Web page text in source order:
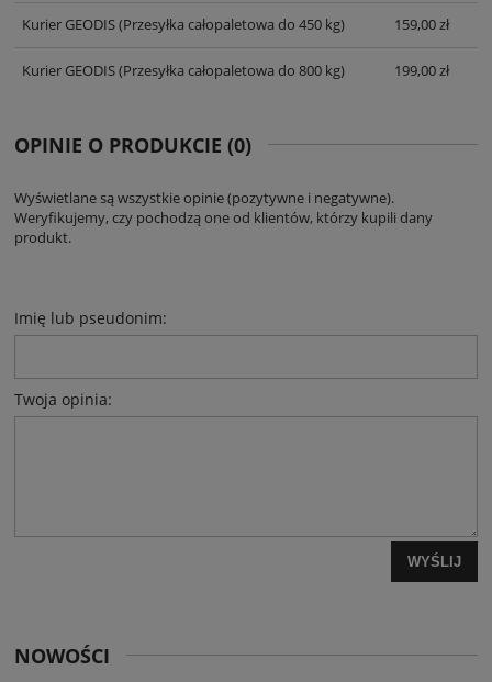
Kurier GEODIS(Przesyłka całopaletowa do 450 kg) 159,00 zł
Kurier GEODIS(Przesyłka całopaletowa do 800 kg) 199,00 zł
OPINIE O PRODUKCIE (0)
Wyświetlane są wszystkie opinie (pozytywne i negatywne).
Weryfikujemy, czy pochodzą one od klientów, którzy kupili dany
produkt.
Imię lub pseudonim:
Twoja opinia:
WYŚLIJ
NOWOŚCI